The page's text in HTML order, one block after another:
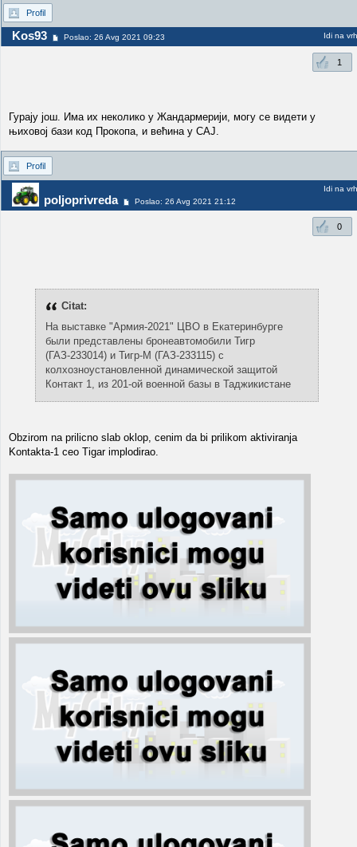
Profil
Kos93 Poslao: 26 Avg 2021 09:23 Idi na vrh
1
Гурају још. Има их неколико у Жандармерији, могу се видети у
њиховој бази код Прокопа, и већина у САЈ.
Profil
poljoprivreda Poslao: 26 Avg 2021 21:12
Idi na vrh
0
Citat:
На выставке "Армия-2021" ЦВО в Екатеринбурге
были представлены бронеавтомобили Тигр
(ГАЗ-233014) и Тигр-М (ГАЗ-233115) с
колхозноустановленной динамической защитой
Контакт 1, из 201-ой военной базы в Таджикистане
Obzirom na prilicno slab oklop, cenim da bi prilikom aktiviranja
Kontakta-1 ceo Tigar implodirao.